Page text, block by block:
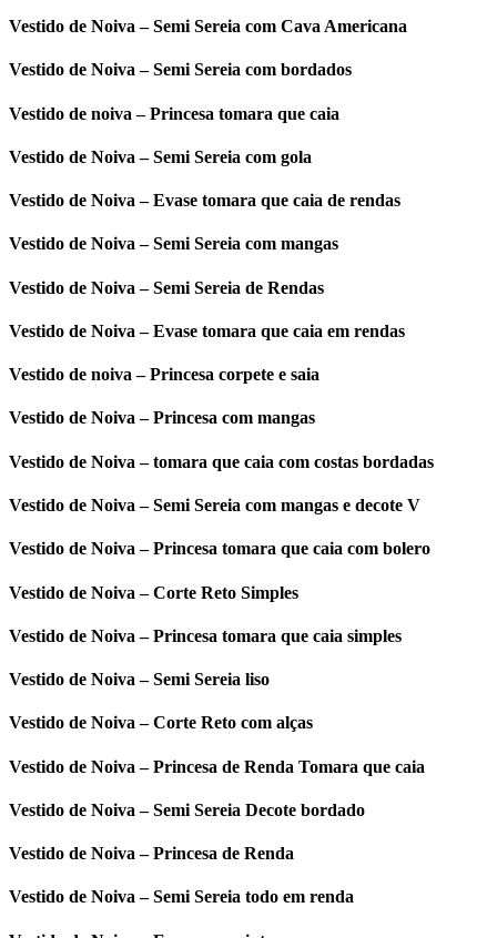
Vestido de Noiva – Semi Sereia com Cava Americana
Vestido de Noiva – Semi Sereia com bordados
Vestido de noiva – Princesa tomara que caia
Vestido de Noiva – Semi Sereia com gola
Vestido de Noiva – Evase tomara que caia de rendas
Vestido de Noiva – Semi Sereia com mangas
Vestido de Noiva – Semi Sereia de Rendas
Vestido de Noiva – Evase tomara que caia em rendas
Vestido de noiva – Princesa corpete e saia
Vestido de Noiva – Princesa com mangas
Vestido de Noiva – tomara que caia com costas bordadas
Vestido de Noiva – Semi Sereia com mangas e decote V
Vestido de Noiva – Princesa tomara que caia com bolero
Vestido de Noiva – Corte Reto Simples
Vestido de Noiva – Princesa tomara que caia simples
Vestido de Noiva – Semi Sereia liso
Vestido de Noiva – Corte Reto com alças
Vestido de Noiva – Princesa de Renda Tomara que caia
Vestido de Noiva – Semi Sereia Decote bordado
Vestido de Noiva – Princesa de Renda
Vestido de Noiva – Semi Sereia todo em renda